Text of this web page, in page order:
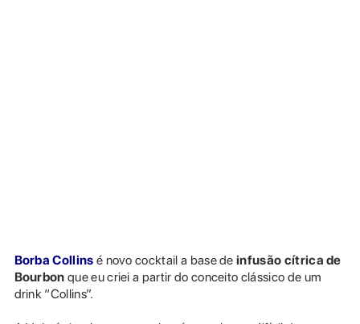
Borba Collins é novo cocktail a base deinfusão cítrica de
Bourbon que eu criei a partir do conceito clássico de um
drink “Collins”.